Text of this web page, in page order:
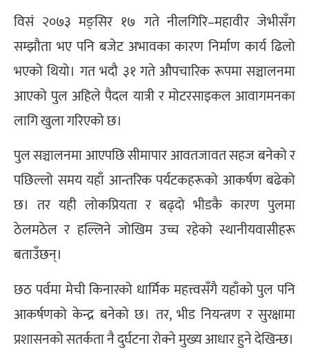
विसं २०७३ मङ्सिर १७ गते नीलगिरि–महावीर जेभीसँग
सम्झौता भए पनि बजेट अभावका कारण निर्माण कार्य ढिलो
भएको थियो। गत भदौ ३१ गते औपचारिक रूपमा सञ्चालनमा
आएको पुल अहिले पैदल यात्री र मोटरसाइकल आवागमनका
लागि खुला गरिएको छ।
पुल सञ्चालनमा आएपछि सीमापार आवतजावत सहज बनेको र
पछिल्लो समय यहाँ आन्तरिक पर्यटकहरूको आकर्षण बढेको
छ। तर यही लोकप्रियता र बढ्दो भीडकै कारण पुलमा
ठेलमठेल र हल्लिने जोखिम उच्च रहेको स्थानीयवासीहरू
बताउँछन्।
छठ पर्वमा मेची किनारको धार्मिक महत्त्वसँगै यहाँको पुल पनि
आकर्षणको केन्द्र बनेको छ। तर, भीड नियन्त्रण र सुरक्षामा
प्रशासनको सतर्कता नै दुर्घटना रोक्ने मुख्य आधार हुने देखिन्छ।